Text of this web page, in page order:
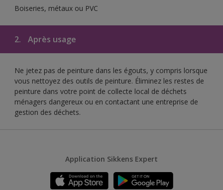
Boiseries, métaux ou PVC
2. Après usage
Ne jetez pas de peinture dans les égouts, y compris lorsque
vous nettoyez des outils de peinture. Éliminez les restes de
peinture dans votre point de collecte local de déchets
ménagers dangereux ou en contactant une entreprise de
gestion des déchets.
Application Sikkens Expert